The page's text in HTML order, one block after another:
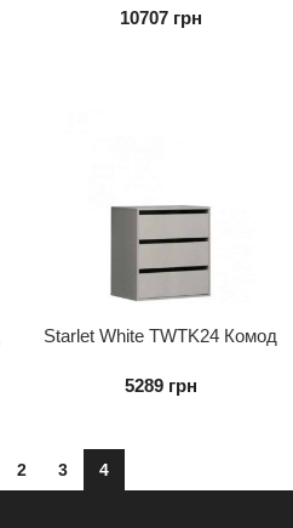
10707 грн
Starlet White TWTK24 Комод
5289 грн
2 3 4